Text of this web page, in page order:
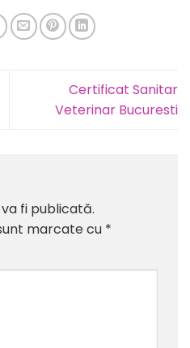
Certificat Sanitar
Veterinar Bucuresti
fi publicată.
marcate cu *